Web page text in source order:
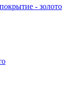
- золото